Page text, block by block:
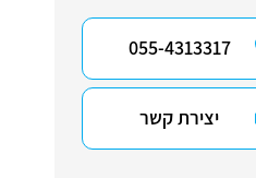
055-4313317
יצירת קשר